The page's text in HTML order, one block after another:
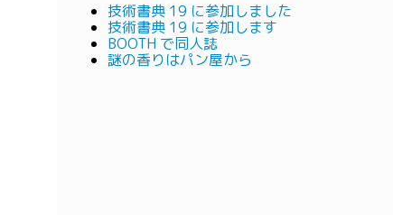
技術書典 19 に参加しました
技術書典 19 に参加します
BOOTH で同人誌
謎の香りはパン屋から